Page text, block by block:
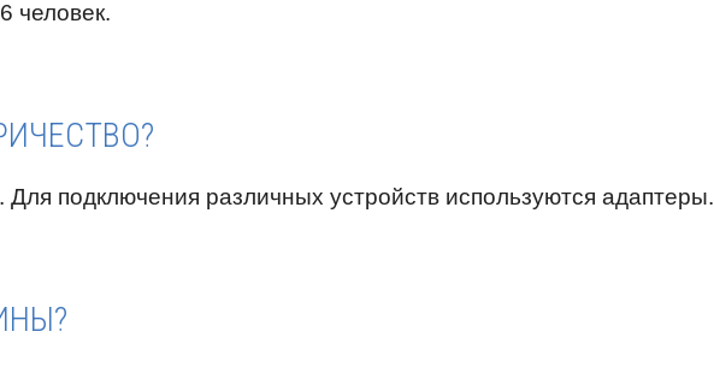
человек.
подключения различных устройств используются адаптеры.